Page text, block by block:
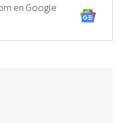
en Google